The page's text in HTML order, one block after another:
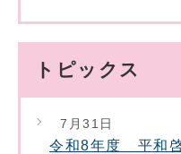
トピックス
7月31日
令和8年度 平和